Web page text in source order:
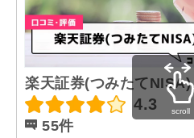
楽天証券(つみたてNISA)
4.3
55件
scroll